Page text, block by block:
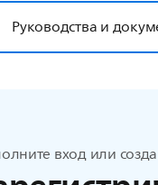
Руководства и
вход или